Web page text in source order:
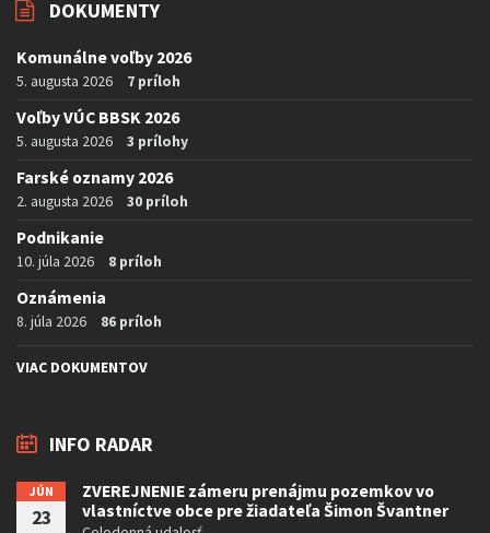
DOKUMENTY
Komunálne voľby 2026
5. augusta 2026 7 príloh
Voľby VÚC BBSK 2026
5. augusta 2026 3 prílohy
Farské oznamy 2026
2. augusta 2026 30 príloh
Podnikanie
10. júla 2026 8 príloh
Oznámenia
8. júla 2026 86 príloh
VIAC DOKUMENTOV
INFO RADAR
JÚN
23
ZVEREJNENIE zámeru prenájmu pozemkov vo
vlastníctve obce pre žiadateľa Šimon Švantner